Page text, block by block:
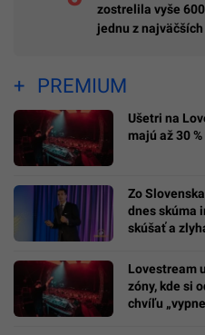
zostrelila vyše
jednu z
PREMIUM
Ušetri na
majú až 30
Zo
dnes skúma
skúšať a
Lovestream
zóny, kde si
chvíľu